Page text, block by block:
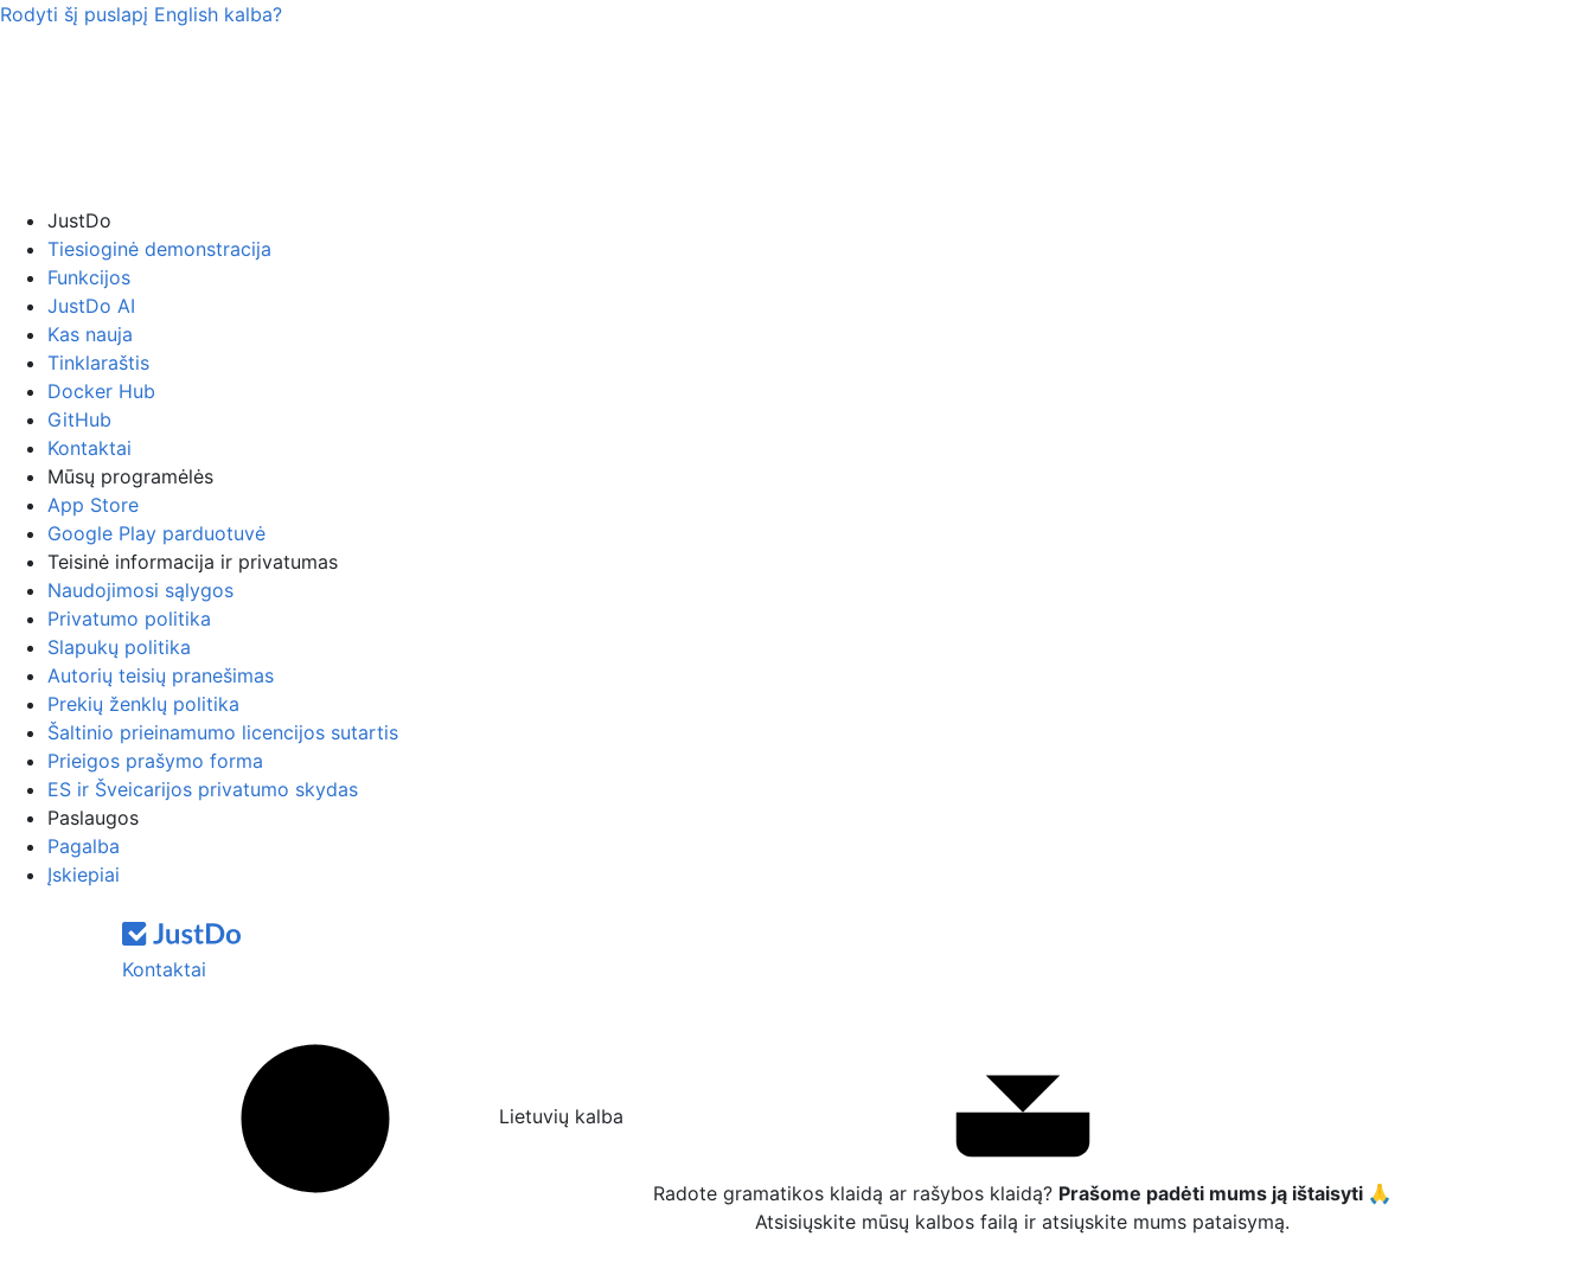
Rodyti šį puslapį English kalba?
JustDo
Tiesioginė demonstracija
Funkcijos
JustDo AI
Kas nauja
Tinklaraštis
Docker Hub
GitHub
Kontaktai
Mūsų programėlės
App Store
Google Play parduotuvė
Teisinė informacija ir privatumas
Naudojimosi sąlygos
Privatumo politika
Slapukų politika
Autorių teisių pranešimas
Prekių ženklų politika
Šaltinio prieinamumo licencijos sutartis
Prieigos prašymo forma
ES ir Šveicarijos privatumo skydas
Paslaugos
Pagalba
Įskiepiai
Kontaktai
Lietuvių kalba
Radote gramatikos klaidą ar rašybos klaidą? Prašome padėti mums ją ištaisyti 🙏
Atsisiųskite mūsų kalbos failą ir atsiųskite mums pataisymą.